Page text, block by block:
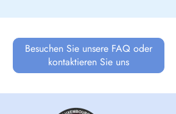
Besuchen Sie unsere FAQ oder
kontaktieren Sie uns